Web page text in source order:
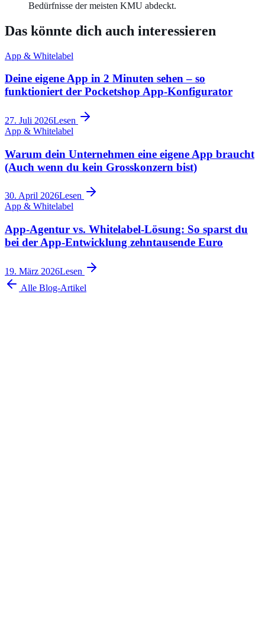
Bedürfnisse der meisten KMU abdeckt.
Das könnte dich auch interessieren
App & Whitelabel
Deine eigene App in 2 Minuten sehen – so
funktioniert der Pocketshop App-Konfigurator
27. Juli 2026Lesen
App & Whitelabel
Warum dein Unternehmen eine eigene App braucht
(Auch wenn du kein Grosskonzern bist)
30. April 2026Lesen
App & Whitelabel
App-Agentur vs. Whitelabel-Lösung: So sparst du
bei der App-Entwicklung zehntausende Euro
19. März 2026Lesen
Alle Blog-Artikel